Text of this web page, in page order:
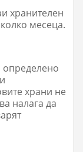
хранителен
месеца.
храни не
налага да